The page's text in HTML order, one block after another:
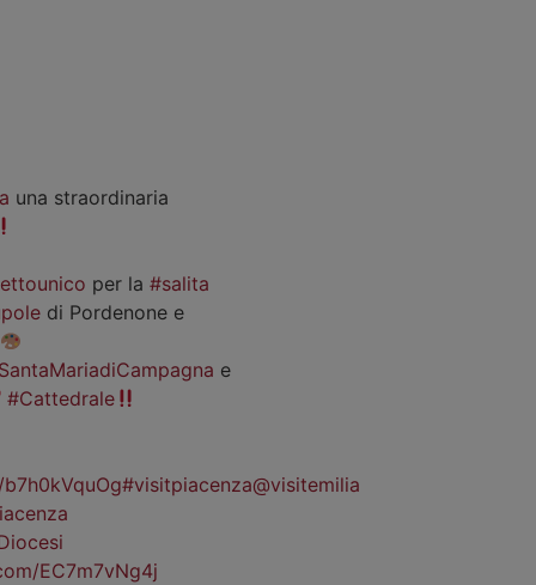
una straordinaria
per la#salita
di Pordenone e
e
#Cattedrale
#visitpiacenza@visitemilia
EC7m7vNg4j